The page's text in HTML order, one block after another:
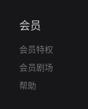
会员
会员特权
会员剧场
帮助